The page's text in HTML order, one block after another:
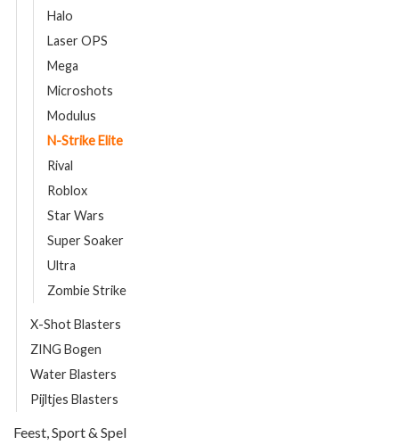
Halo
Laser OPS
Mega
Microshots
Modulus
N-Strike Elite
Rival
Roblox
Star Wars
Super Soaker
Ultra
Zombie Strike
X-Shot Blasters
ZING Bogen
Water Blasters
Pijltjes Blasters
Feest, Sport & Spel